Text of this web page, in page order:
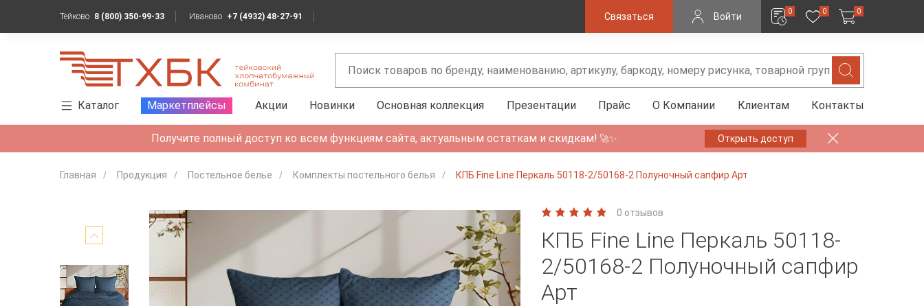
Тейково 8 (800) 350-99-33 Иваново +7 (4932) 48-27-91 Связаться Войти 0 0 0
Каталог Маркетплейсы Акции Новинки Основная коллекция Презентации Прайс О Компании Клиентам Контакты
Получите полный доступ ко всем функциям сайта, актуальным остаткам и скидкам! 🚀✨ Открыть доступ
Главная Продукция Постельное белье Комплекты постельного белья КПБ Fine Line Перкаль 50118-2/50168-2 Полуночный сапфир Арт
0 отзывов
КПБ Fine Line Перкаль 50118-
2/50168-2 Полуночный сапфир
Арт